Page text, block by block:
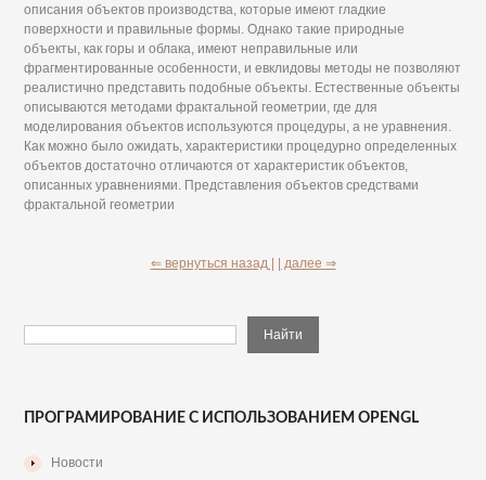
описания объектов производства, которые имеют гладкие
поверхности и правильные формы. Однако такие природные
объекты, как горы и облака, имеют неправильные или
фрагментированные особенности, и евклидовы методы не позволяют
реалистично представить подобные объекты. Естественные объекты
описываются методами фрактальной геометрии, где для
моделирования объектов используются процедуры, а не уравнения.
Как можно было ожидать, характеристики процедурно определенных
объектов достаточно отличаются от характеристик объектов,
описанных уравнениями. Представления объектов средствами
фрактальной геометрии
⇐ вернуться назад | | далее ⇒
ПРОГРАМИРОВАНИЕ С ИСПОЛЬЗОВАНИЕМ OPENGL
Новости